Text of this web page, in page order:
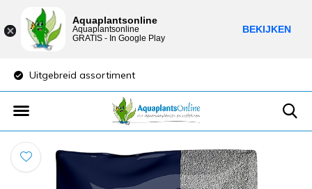
Uitgebreid assortiment
Aquaplantsonline
Aquaplantsonline
GRATIS - In Google Play
BEKIJKEN